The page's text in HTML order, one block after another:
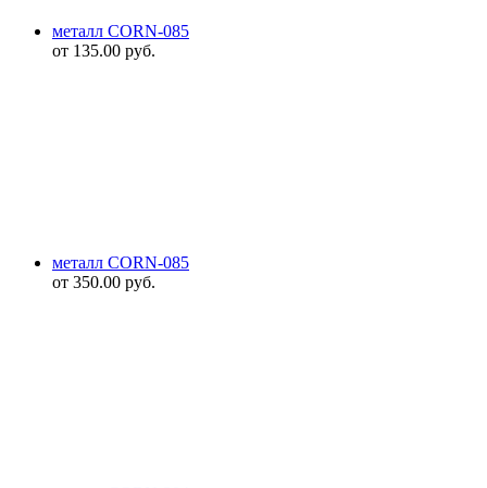
металл CORN-085
от 135.00 руб.
металл CORN-085
от 350.00 руб.